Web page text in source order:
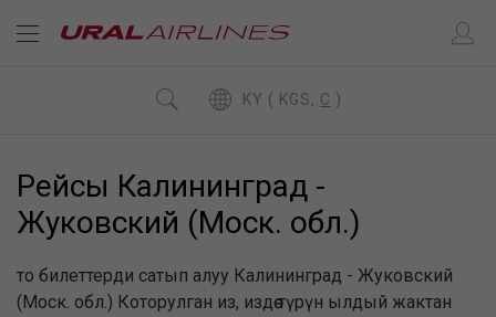
KY ( KGS, C )
Рейсы Калининград -
Жуковский (Моск. обл.)
то билеттерди сатып алуу Калининград - Жуковский
(Моск. обл.) Которулган из, издөө түрүн ылдый жактан